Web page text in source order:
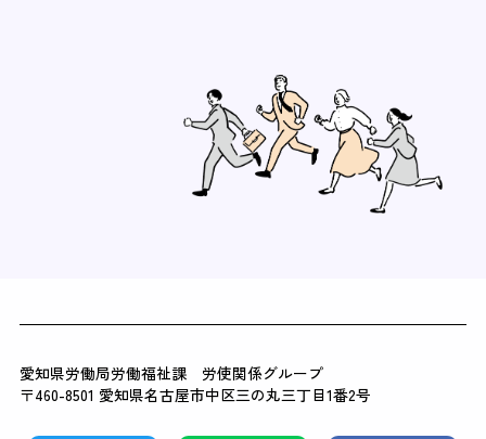
愛知県労働局労働福祉課 労使関係グループ
〒460-8501 愛知県名古屋市中区三の丸三丁目1番2号